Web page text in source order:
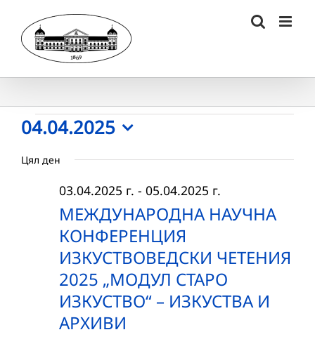
content
Събития
for
04.04.2025
04.04.2025
date.
Цял ден
МЕЖДУНАРОДНА НАУЧНА
КОНФЕРЕНЦИЯ
ИЗКУСТВОВЕДСКИ ЧЕТЕНИЯ
2025 „МОДУЛ СТАРО
ИЗКУСТВО“ – ИЗКУСТВА И
АРХИВИ
03.04.2025 г. - 05.04.2025 г.